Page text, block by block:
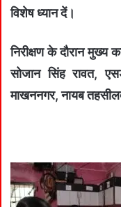
विशेष ध्‍यान दें।
निरीक्षण के दौरान मुख्‍य
सोजान सिंह रावत,
माखननगर, नायब